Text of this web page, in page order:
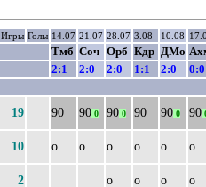
Игры Голы 14.07 21.07 28.07 3.08 10.08
Тмб Соч Орб Кдр ДМо
2:1
2:0 2:0 1:1 2:0
0:0
19 90 90 0 90 0 90 90 0 90
10 о о о о о о
2 о о о о